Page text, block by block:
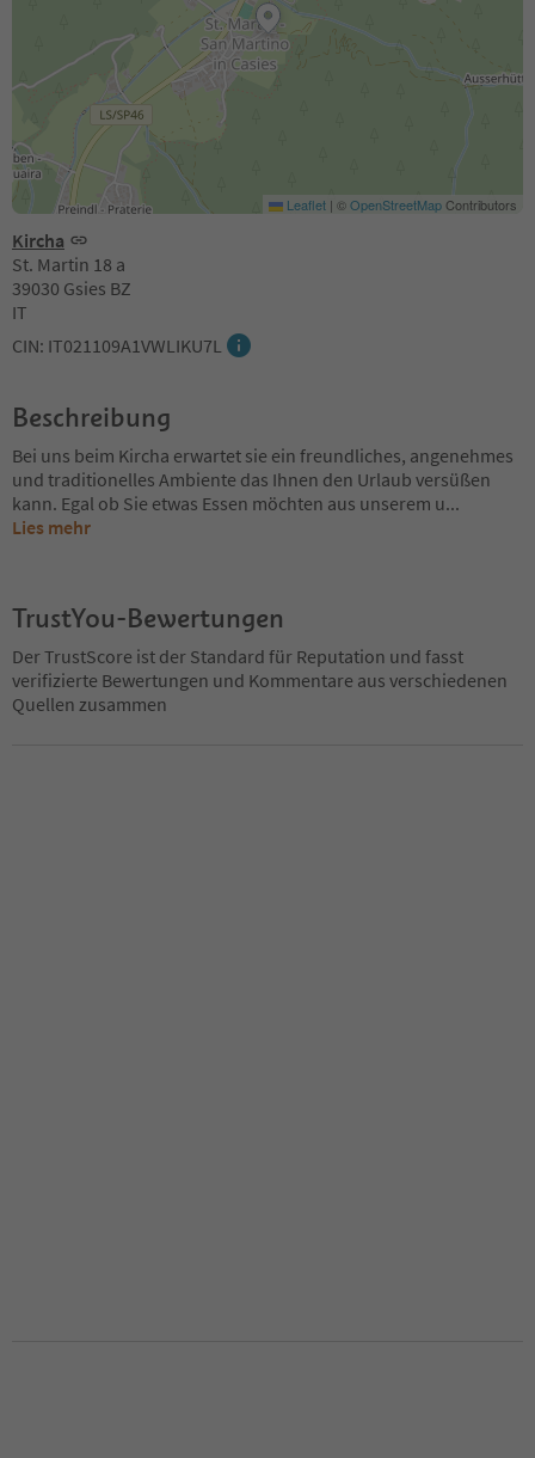
Kircha
St. Martin 18 a
39030 Gsies BZ
IT
CIN: IT021109A1VWLIKU7L
Leaflet | ©OpenStreetMapContributors
Beschreibung
Bei uns beim Kircha erwartet sie ein freundliches, angenehmes
und traditionelles Ambiente das Ihnen den Urlaub versüßen
kann. Egal ob Sie etwas Essen möchten aus unserem u...
Lies mehr
TrustYou-Bewertungen
Der TrustScore ist der Standard für Reputation und fasst
verifizierte Bewertungen und Kommentare aus verschiedenen
Quellen zusammen